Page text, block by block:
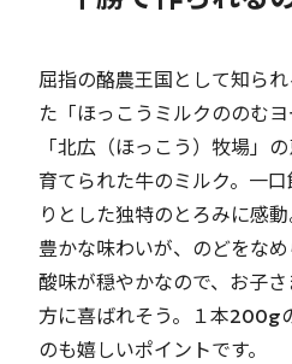
屈指の酪農王国として知ら
た「ほっこうミルクののむヨ
「北広（ほっこう）牧場」
育てられた牛のミルク。一
りとした独特のとろみに感
豊かな味わいが、のどをなめ
酸味が穏やかなので、お子
方に喜ばれそう。１本200g
のも嬉しいポイントです。